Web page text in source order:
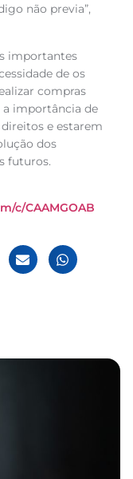
não previa”,
importantes
de os
compras
a importância de
e estarem
dos
futuros.
c/CAAMGOAB